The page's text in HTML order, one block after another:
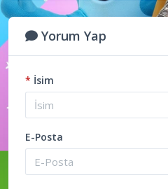
Yorum Yap
* İsim
E-Posta